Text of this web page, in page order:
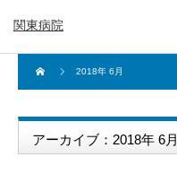
関東病院
2018年 6月
アーカイブ：2018年 6月